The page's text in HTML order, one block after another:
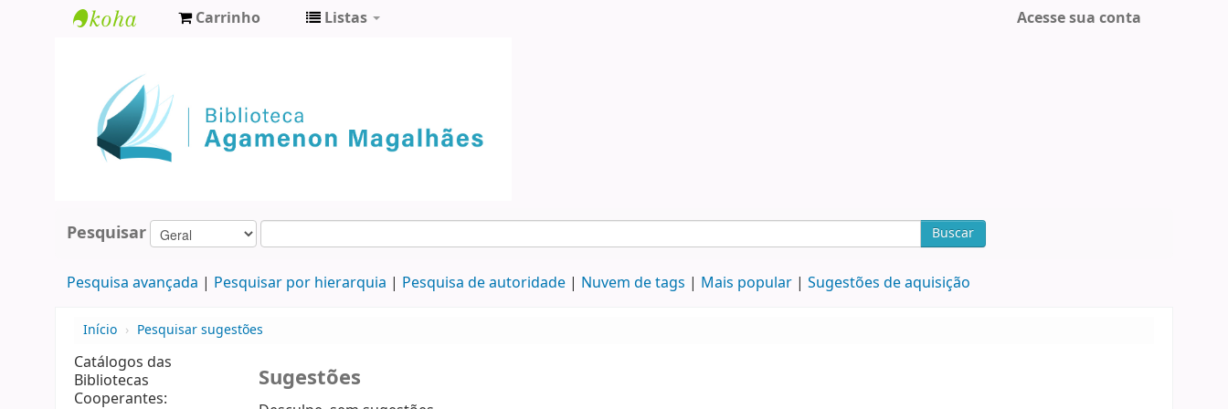
Agamenon
Magalhães
Carrinho Listas Acesse sua conta
Pesquisar Buscar
Pesquisa avançada Pesquisar por hierarquia Pesquisa de autoridade Nuvem de tags Mais popular Sugestões de aquisição
Início › Pesquisar sugestões
Catálogos das
Bibliotecas
Cooperantes:
Sugestões